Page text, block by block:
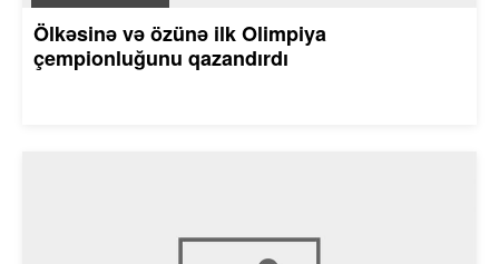
Ölkəsinə və özünə ilk Olimpiya
çempionluğunu qazandırdı